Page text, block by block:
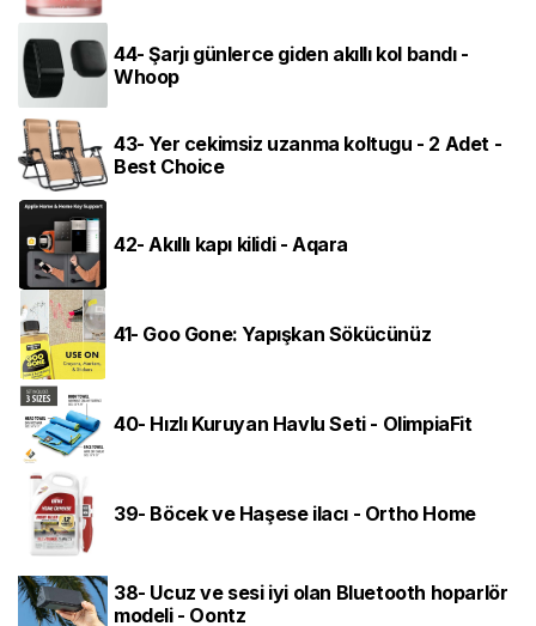
44- Şarjı günlerce giden akıllı kol bandı -
Whoop
43- Yer cekimsiz uzanma koltugu - 2 Adet -
Best Choice
42- Akıllı kapı kilidi - Aqara
41- Goo Gone: Yapışkan Sökücünüz
40- Hızlı Kuruyan Havlu Seti - OlimpiaFit
39- Böcek ve Haşese ilacı - Ortho Home
38- Ucuz ve sesi iyi olan Bluetooth hoparlör
modeli - Oontz